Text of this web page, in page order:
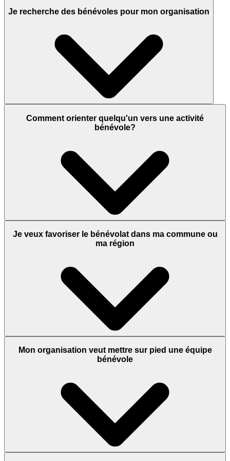
Je recherche des bénévoles pour mon organisation
Comment orienter quelqu'un vers une activité
bénévole?
Je veux favoriser le bénévolat dans ma commune ou
ma région
Mon organisation veut mettre sur pied une équipe
bénévole